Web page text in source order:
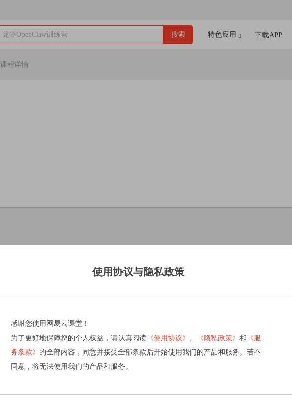
龙虾OpenClaw训练营 搜索 特色应用 下载APP
课程详情
使用协议与隐私政策
感谢您使用网易云课堂！
为了更好地保障您的个人权益，请认真阅读 《使用协议》 《隐私政策》 和 《服
务条款》 的全部内容，同意并接受全部条款后开始使用我们的产品和服务。若不
同意，将无法使用我们的产品和服务。